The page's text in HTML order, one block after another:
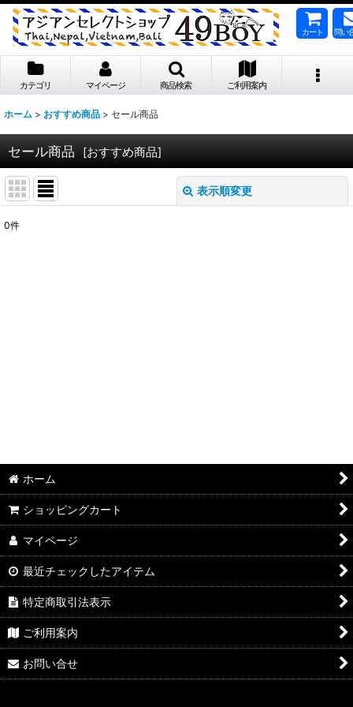
カート 問い
カテゴリ マイページ 商品検索 ご利用案内
ホーム > おすすめ商品 > セール商品
セール商品 [おすすめ商品]
表示順変更
0件
ホーム
ショッピングカート
マイページ
最近チェックしたアイテム
特定商取引法表示
ご利用案内
お問い合せ